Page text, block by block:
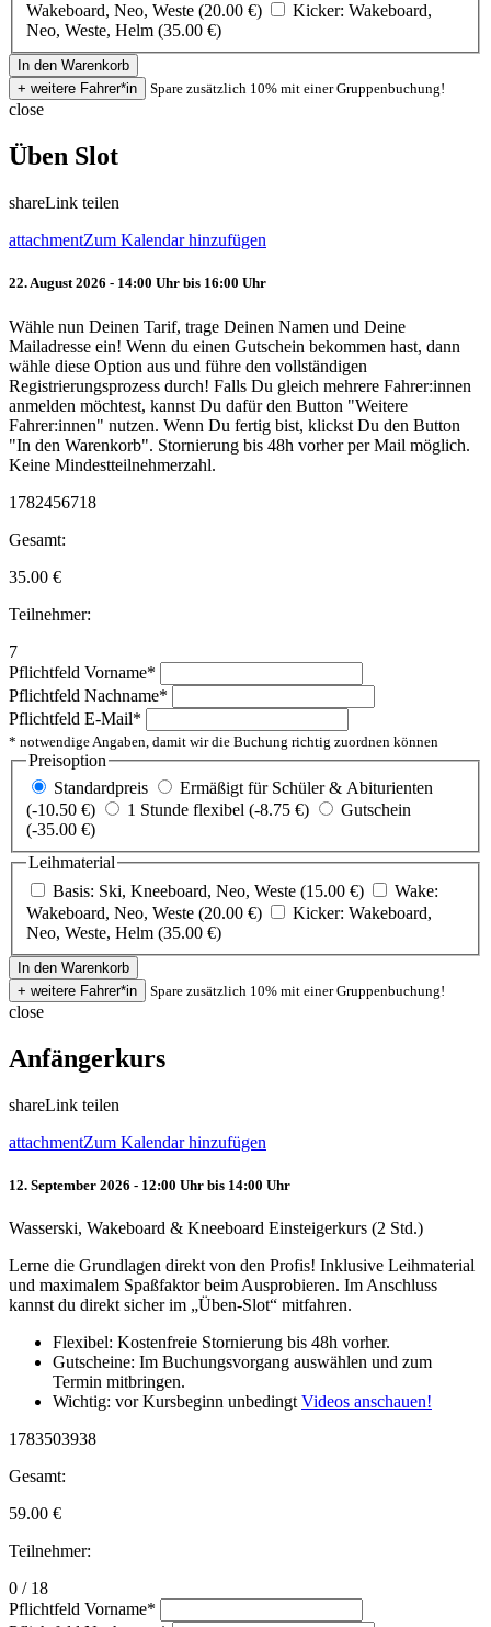
Wakeboard, Neo, Weste (20.00 €)
Kicker: Wakeboard,
Neo, Weste, Helm (35.00 €)
Spare zusätzlich 10% mit einer Gruppenbuchung!
close
Üben Slot
shareLink teilen
attachmentZum Kalendar hinzufügen
22. August 2026 - 14:00 Uhr bis 16:00 Uhr
Wähle nun Deinen Tarif, trage Deinen Namen und Deine
Mailadresse ein! Wenn du einen Gutschein bekommen hast, dann
wähle diese Option aus und führe den vollständigen
Registrierungsprozess durch! Falls Du gleich mehrere Fahrer:innen
anmelden möchtest, kannst Du dafür den Button "Weitere
Fahrer:innen" nutzen. Wenn Du fertig bist, klickst Du den Button
"In den Warenkorb". Stornierung bis 48h vorher per Mail möglich.
Keine Mindestteilnehmerzahl.
1782456718
Gesamt:
35.00 €
Teilnehmer:
7
Pflichtfeld Vorname*
Pflichtfeld Nachname*
Pflichtfeld E-Mail*
* notwendige Angaben, damit wir die Buchung richtig zuordnen können
Preisoption
Standardpreis
Ermäßigt für Schüler & Abiturienten
(-10.50 €)
1 Stunde flexibel (-8.75 €)
Gutschein
(-35.00 €)
Leihmaterial
Basis: Ski, Kneeboard, Neo, Weste (15.00 €)
Wake:
Wakeboard, Neo, Weste (20.00 €)
Kicker: Wakeboard,
Neo, Weste, Helm (35.00 €)
Spare zusätzlich 10% mit einer Gruppenbuchung!
close
Anfängerkurs
shareLink teilen
attachmentZum Kalendar hinzufügen
12. September 2026 - 12:00 Uhr bis 14:00 Uhr
Wasserski, Wakeboard & Kneeboard Einsteigerkurs (2 Std.)
Lerne die Grundlagen direkt von den Profis! Inklusive Leihmaterial
und maximalem Spaßfaktor beim Ausprobieren. Im Anschluss
kannst du direkt sicher im „Üben-Slot“ mitfahren.
Flexibel: Kostenfreie Stornierung bis 48h vorher.
Gutscheine: Im Buchungsvorgang auswählen und zum
Termin mitbringen.
Wichtig: vor Kursbeginn unbedingt Videos anschauen!
1783503938
Gesamt:
59.00 €
Teilnehmer:
0 / 18
Pflichtfeld Vorname*